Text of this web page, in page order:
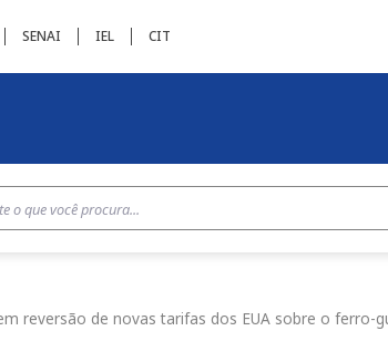
SENAI IEL CIT
reversão de novas tarifas dos EUA sobre o ferro-